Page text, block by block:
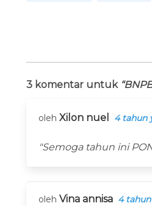
3 komentar untuk
oleh Xilon nuel 4 tahun
"Semoga tahun ini
oleh Vina annisa 4